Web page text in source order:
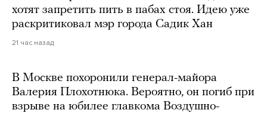
хотят запретить пить в пабах стоя. Идею уже
раскритиковал мэр города Садик Хан
21 час назад
В Москве похоронили генерал-майора
Валерия Плохотнюка. Вероятно, он погиб при
взрыве на юбилее главкома Воздушно-